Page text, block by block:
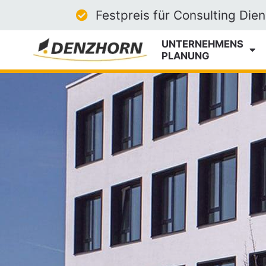
Festpreis für Consulting
UNTERNEHMEN­S
­PLANUNG